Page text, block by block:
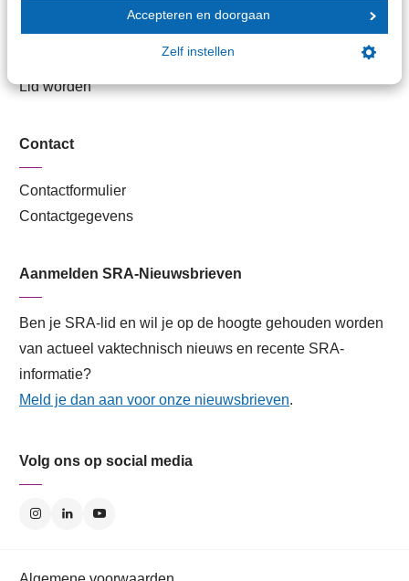
Accepteren en doorgaan
Zelf instellen
Veilig bestanden delen
SRA-gecertificeerd
Lid worden
Contact
Contactformulier
Contactgegevens
Aanmelden SRA-Nieuwsbrieven
Ben je SRA-lid en wil je op de hoogte gehouden worden
van actueel vaktechnisch nieuws en recente SRA-
informatie?
Meld je dan aan voor onze nieuwsbrieven.
Volg ons op social media